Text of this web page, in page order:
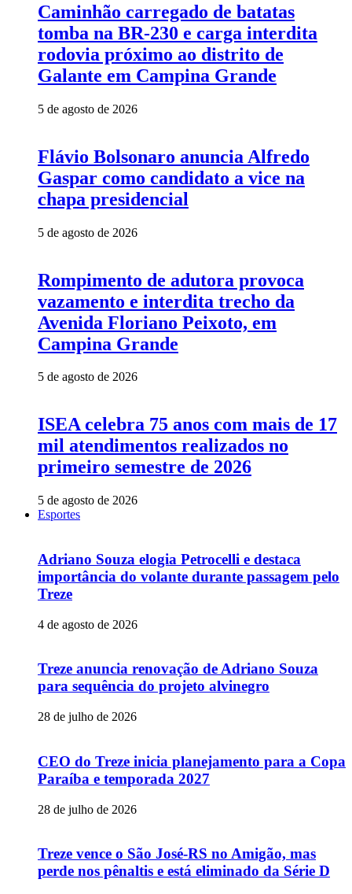
Caminhão carregado de batatas
tomba na BR-230 e carga interdita
rodovia próximo ao distrito de
Galante em Campina Grande
5 de agosto de 2026
Flávio Bolsonaro anuncia Alfredo
Gaspar como candidato a vice na
chapa presidencial
5 de agosto de 2026
Rompimento de adutora provoca
vazamento e interdita trecho da
Avenida Floriano Peixoto, em
Campina Grande
5 de agosto de 2026
ISEA celebra 75 anos com mais de 17
mil atendimentos realizados no
primeiro semestre de 2026
5 de agosto de 2026
Esportes
Adriano Souza elogia Petrocelli e destaca
importância do volante durante passagem pelo
Treze
4 de agosto de 2026
Treze anuncia renovação de Adriano Souza
para sequência do projeto alvinegro
28 de julho de 2026
CEO do Treze inicia planejamento para a Copa
Paraíba e temporada 2027
28 de julho de 2026
Treze vence o São José-RS no Amigão, mas
perde nos pênaltis e está eliminado da Série D